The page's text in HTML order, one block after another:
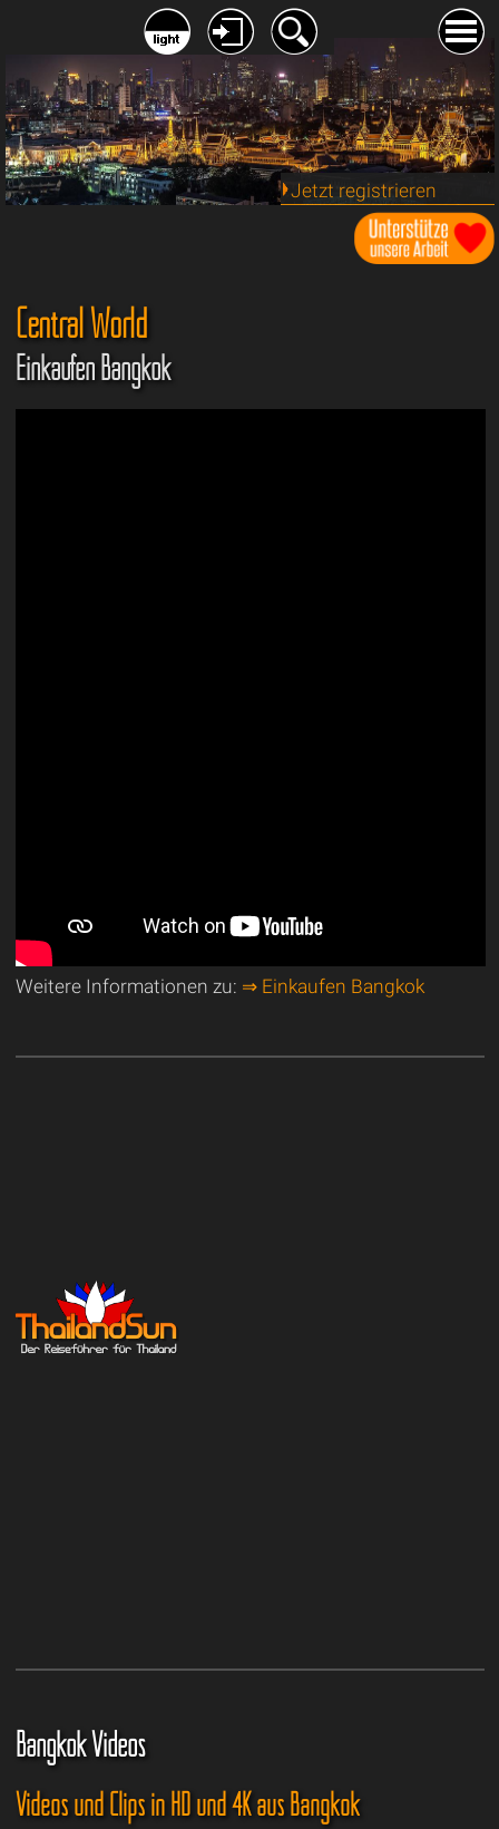
Jetzt registrieren
Central World
Einkaufen Bangkok
Weitere Informationen zu: ⇒ Einkaufen Bangkok
Bangkok Videos
Videos und Clips in HD und 4K aus Bangkok